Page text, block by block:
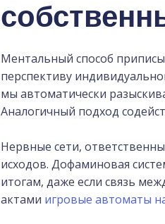
Ментальный способ
перспективу
мы автоматически
Аналогичный подход
Нервные сети,
исходов. Дофаминовая
итогам, даже если связь
актами игровые автоматы